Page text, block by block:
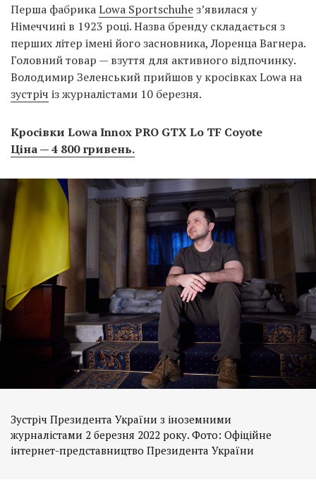
Перша фабрикаLowa Sportschuheз’явилася у
Німеччині в 1923 році. Назва бренду складається з
перших літер імені його засновника, Лоренца Вагнера.
Головний товар — взуття для активного відпочинку.
Володимир Зеленський прийшов у кросівках Lowa на
зустріч із журналістами 10 березня.
Кросівки Lowa Innox PRO GTX Lo TF Coyote
Ціна — 4 800 гривень.
Зустріч Президента України з іноземними
журналістами 2 березня 2022 року. Фото: Офіційне
інтернет-представництво Президента України